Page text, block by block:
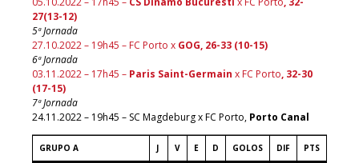
27(13-12)
5ª Jornada
27.10.2022 – 19h45 – FC Porto x GOG, 26-33 (10-15)
6ª Jornada
03.11.2022 – 17h45 – Paris Saint-Germain x FC Porto, 32-30
(17-15)
7ª Jornada
24.11.2022 – 19h45 – SC Magdeburg x FC Porto, Porto Canal
GRUPO A J V E D GOLOS DIF PTS